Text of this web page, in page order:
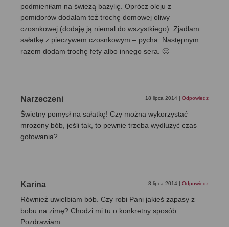
podmieniłam na świeżą bazylię. Oprócz oleju z
pomidorów dodałam też trochę domowej oliwy
czosnkowej (dodaję ją niemal do wszystkiego). Zjadłam
sałatkę z pieczywem czosnkowym – pycha. Następnym
razem dodam trochę fety albo innego sera. 🙂
Narzeczeni 18 lipca 2014 | Odpowiedz
Świetny pomysł na sałatkę! Czy można wykorzystać
mrożony bób, jeśli tak, to pewnie trzeba wydłużyć czas
gotowania?
Karina 8 lipca 2014 | Odpowiedz
Również uwielbiam bób. Czy robi Pani jakieś zapasy z
bobu na zimę? Chodzi mi tu o konkretny sposób.
Pozdrawiam